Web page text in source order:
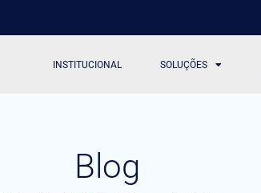
INSTITUCIONAL SOLUÇÕES
Blog